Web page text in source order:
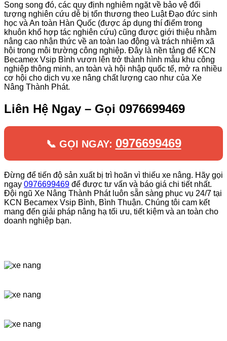
Song song đó, các quy định nghiêm ngặt về bảo vệ đối
tượng nghiên cứu dễ bị tổn thương theo Luật Đạo đức sinh
học và An toàn Hàn Quốc (được áp dụng thí điểm trong
khuôn khổ hợp tác nghiên cứu) cũng được giới thiệu nhằm
nâng cao nhận thức về an toàn lao động và trách nhiệm xã
hội trong môi trường công nghiệp. Đây là nền tảng để KCN
Becamex Vsip Bình vươn lên trở thành hình mẫu khu công
nghiệp thông minh, an toàn và hội nhập quốc tế, mở ra nhiều
cơ hội cho dịch vụ xe nâng chất lượng cao như của Xe
Nâng Thành Phát.
Liên Hệ Ngay – Gọi 0976699469
📞 GỌI NGAY: 0976699469
Đừng để tiến độ sản xuất bị trì hoãn vì thiếu xe nâng. Hãy gọi
ngay 0976699469 để được tư vấn và báo giá chi tiết nhất.
Đội ngũ Xe Nâng Thành Phát luôn sẵn sàng phục vụ 24/7 tại
KCN Becamex Vsip Bình, Bình Thuận. Chúng tôi cam kết
mang đến giải pháp nâng hạ tối ưu, tiết kiệm và an toàn cho
doanh nghiệp bạn.